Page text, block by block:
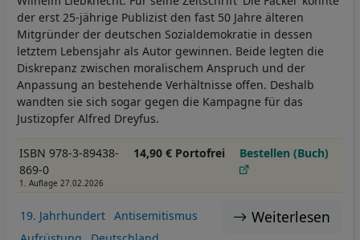
der erst 25-jährige Publizist den fast 50 Jahre älteren
Mitgründer der deutschen Sozialdemokratie in dessen
letztem Lebensjahr als Autor gewinnen. Beide legten die
Diskrepanz zwischen moralischem Anspruch und der
Anpassung an bestehende Verhältnisse offen. Deshalb
wandten sie sich sogar gegen die Kampagne für das
Justizopfer Alfred Dreyfus.
ISBN 978-3-89438-
869-0
1. Auflage 27.02.2026
14,90 € Portofrei Bestellen (Buch)
Weiterlesen
19. Jahrhundert
Antisemitismus